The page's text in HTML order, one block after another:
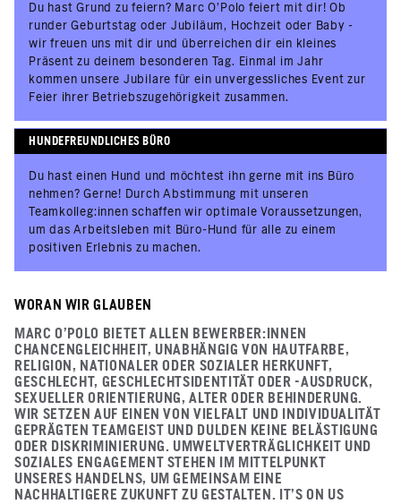
Du hast Grund zu feiern? Marc O’Polo feiert mit dir! Ob
runder Geburtstag oder Jubiläum, Hochzeit oder Baby -
wir freuen uns mit dir und überreichen dir ein kleines
Präsent zu deinem besonderen Tag. Einmal im Jahr
kommen unsere Jubilare für ein unvergessliches Event zur
Feier ihrer Betriebszugehörigkeit zusammen.
HUNDEFREUNDLICHES BÜRO
Du hast einen Hund und möchtest ihn gerne mit ins Büro
nehmen? Gerne! Durch Abstimmung mit unseren
Teamkolleg:innen schaffen wir optimale Voraussetzungen,
um das Arbeitsleben mit Büro-Hund für alle zu einem
positiven Erlebnis zu machen.
WORAN WIR GLAUBEN
MARC O'POLO BIETET ALLEN BEWERBER:INNEN
CHANCENGLEICHHEIT, UNABHÄNGIG VON HAUTFARBE,
RELIGION, NATIONALER ODER SOZIALER HERKUNFT,
GESCHLECHT, GESCHLECHTSIDENTITÄT ODER -AUSDRUCK,
SEXUELLER ORIENTIERUNG, ALTER ODER BEHINDERUNG.
WIR SETZEN AUF EINEN VON VIELFALT UND INDIVIDUALITÄT
GEPRÄGTEN TEAMGEIST UND DULDEN KEINE BELÄSTIGUNG
ODER DISKRIMINIERUNG. UMWELTVERTRÄGLICHKEIT UND
SOZIALES ENGAGEMENT STEHEN IM MITTELPUNKT
UNSERES HANDELNS, UM GEMEINSAM EINE
NACHHALTIGERE ZUKUNFT ZU GESTALTEN. IT’S ON US